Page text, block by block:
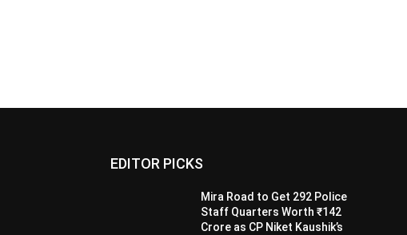
EDITOR PICKS
Mira Road to Get 292 Police
Staff Quarters Worth ₹142
Crore as CP Niket Kaushik’s